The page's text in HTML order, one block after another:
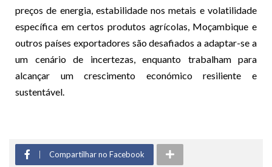
preços de energia, estabilidade nos metais e volatilidade
específica em certos produtos agrícolas, Moçambique e
outros países exportadores são desafiados a adaptar-se a
um cenário de incertezas, enquanto trabalham para
alcançar um crescimento económico resiliente e
sustentável.
Compartilhar no Facebook